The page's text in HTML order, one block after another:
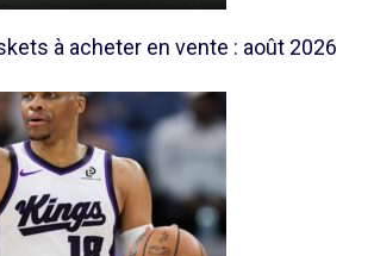
à acheter en vente : août 2026